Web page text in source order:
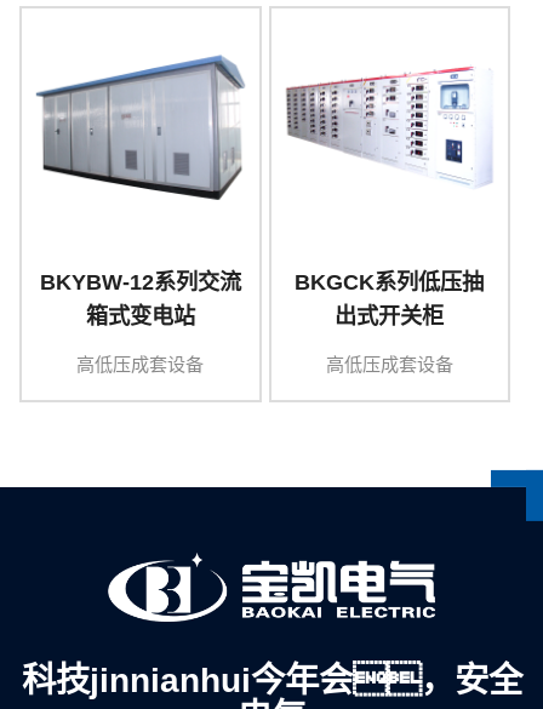
BKYBW-12系列交流
箱式变电站
高低压成套设备
BKGCK系列低压抽
出式开关柜
高低压成套设备
科技jinnianhui今年会，安全